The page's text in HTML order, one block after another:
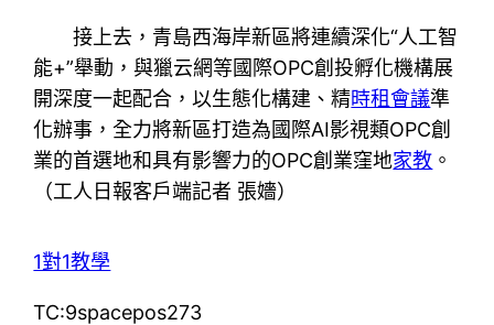
接上去，青島西海岸新區將連續深化“人工智
能+”舉動，與獵云網等國際OPC創投孵化機構展
開深度一起配合，以生態化構建、精時租會議準
化辦事，全力將新區打造為國際AI影視類OPC創
業的首選地和具有影響力的OPC創業窪地家教 。
（工人日報客戶端記者 張嬙）
1對1教學
TC:9spacepos273